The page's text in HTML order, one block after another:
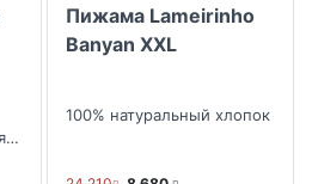
Пижама Lameirinho
Banyan XXL
100% натуральный хлопок